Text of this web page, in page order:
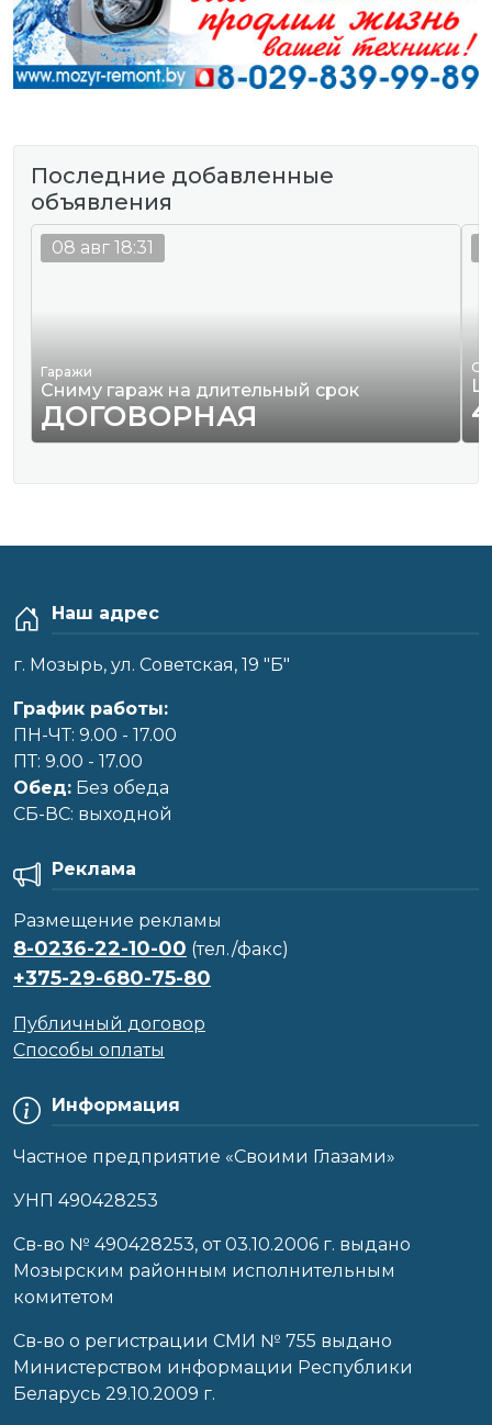
Последние добавленные
объявления
Гаражи
Сниму гараж на длительный срок
ДОГОВОРНАЯ
08 авг 18:31
Наш адрес
г. Мозырь, ул. Советская, 19 "Б"
График работы:
ПН-ЧТ: 9.00 - 17.00
ПТ: 9.00 - 17.00
Обед: Без обеда
CБ-ВС: выходной
Информация
Частное предприятие «Своими Глазами»
УНП 490428253
Cв-во № 490428253, от 03.10.2006 г. выдано
Мозырским районным исполнительным
комитетом
Св-во о регистрации СМИ № 755 выдано
Министерством информации Республики
Беларусь 29.10.2009 г.
Реклама
Размещение рекламы
8-0236-22-10-00 (тел./факс)
+375-29-680-75-80
Публичный договор
Способы оплаты